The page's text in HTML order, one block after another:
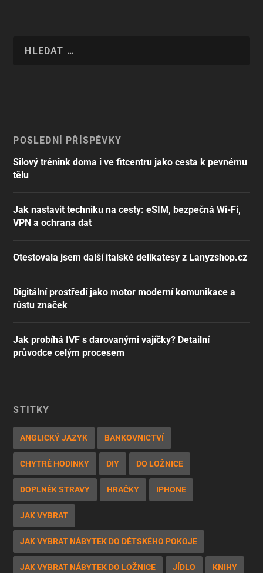
POSLEDNÍ PŘÍSPĚVKY
Silový trénink doma i ve fitcentru jako cesta k pevnému
tělu
Jak nastavit techniku na cesty: eSIM, bezpečná Wi-Fi,
VPN a ochrana dat
Otestovala jsem další italské delikatesy z Lanyzshop.cz
Digitální prostředí jako motor moderní komunikace a
růstu značek
Jak probíhá IVF s darovanými vajíčky? Detailní
průvodce celým procesem
ŠTÍTKY
ANGLICKÝ JAZYK BANKOVNICTVÍ
CHYTRÉ HODINKY DIY DO LOŽNICE
DOPLNĚK STRAVY HRAČKY IPHONE
JAK VYBRAT
JAK VYBRAT NÁBYTEK DO DĚTSKÉHO POKOJE
JAK VYBRAT NÁBYTEK DO LOŽNICE JÍDLO KNIHY